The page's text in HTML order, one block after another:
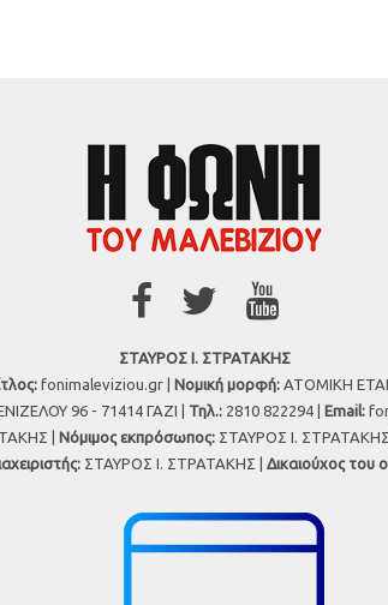
ΣΤΑΥΡΟΣ Ι. ΣΤΡΑΤΑΚΗΣ
fonimaleviziou.gr | Νομική μορφή: ΑΤΟΜΙΚΗ
96 - 71414 ΓΑΖΙ | Τηλ.: 2810 822294 | Εmail:
| Νόμιμος εκπρόσωπος: ΣΤΑΥΡΟΣ Ι.
ΣΤΑΥΡΟΣ Ι. ΣΤΡΑΤΑΚΗΣ | Δικαιούχος του